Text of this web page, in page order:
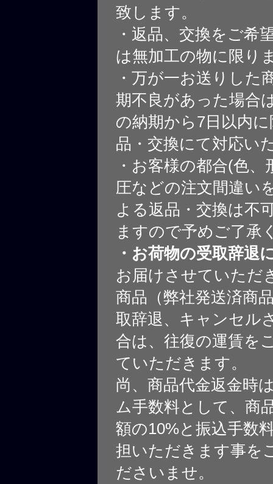
致します。
・返品、交換をご希
は無加工の物に限り
・万が一お送りした
期不良があった場合
の納期から7日以内
品・交換にて対応い
・お客様の都合(色、
圧などの注文間違い
よる返品・交換は不
ますので予めご了承
・お荷物の受取辞退
お届けさせていただ
商品（弊社発送済商
取辞退、キャンセル
合は、往復の運賃を
ていただきます。
尚、商品代金返金時
ム手数料として、商
額の10%と振込手数
担いただきます事を
ださいませ。